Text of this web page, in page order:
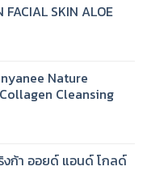
FACIAL SKIN ALOE
Nature
Cleansing
งก้า ออยด์ แอนด์ โกลด์